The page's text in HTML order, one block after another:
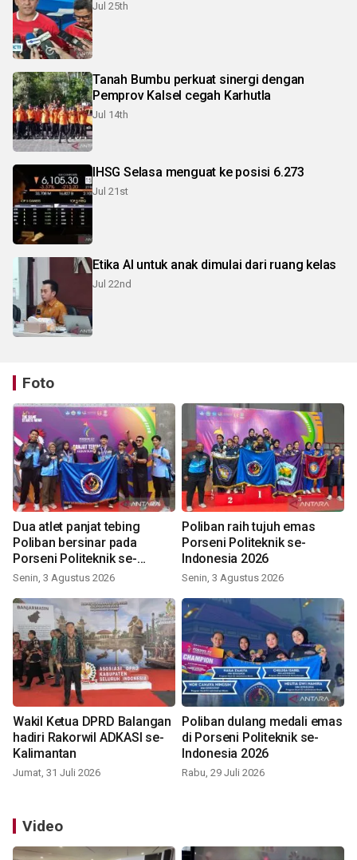
Jul 25th
Tanah Bumbu perkuat sinergi dengan
Pemprov Kalsel cegah Karhutla
Jul 14th
IHSG Selasa menguat ke posisi 6.273
Jul 21st
Etika AI untuk anak dimulai dari ruang kelas
Jul 22nd
Foto
Dua atlet panjat tebing
Poliban bersinar pada
Porseni Politeknik se-
Indonesia 2026
Senin, 3 Agustus 2026
Poliban raih tujuh emas
Porseni Politeknik se-
Indonesia 2026
Senin, 3 Agustus 2026
Wakil Ketua DPRD Balangan
hadiri Rakorwil ADKASI se-
Kalimantan
Jumat, 31 Juli 2026
Poliban dulang medali emas
di Porseni Politeknik se-
Indonesia 2026
Rabu, 29 Juli 2026
Video